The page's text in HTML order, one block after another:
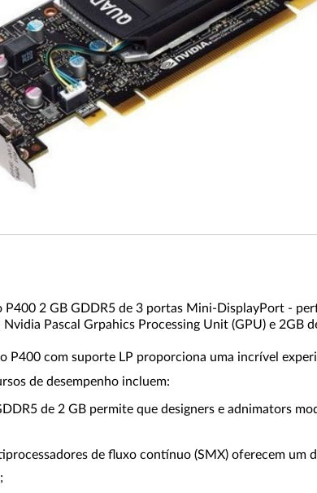
2 GB GDDR5 de 3 portas Mini-DisplayPort -
Pascal Grpahics Processing Unit (GPU) e
P400 com suporte LP proporciona uma incrível
de desempenho incluem:
de 2 GB permite que designers e adnimators
de fluxo contínuo (SMX) oferecem